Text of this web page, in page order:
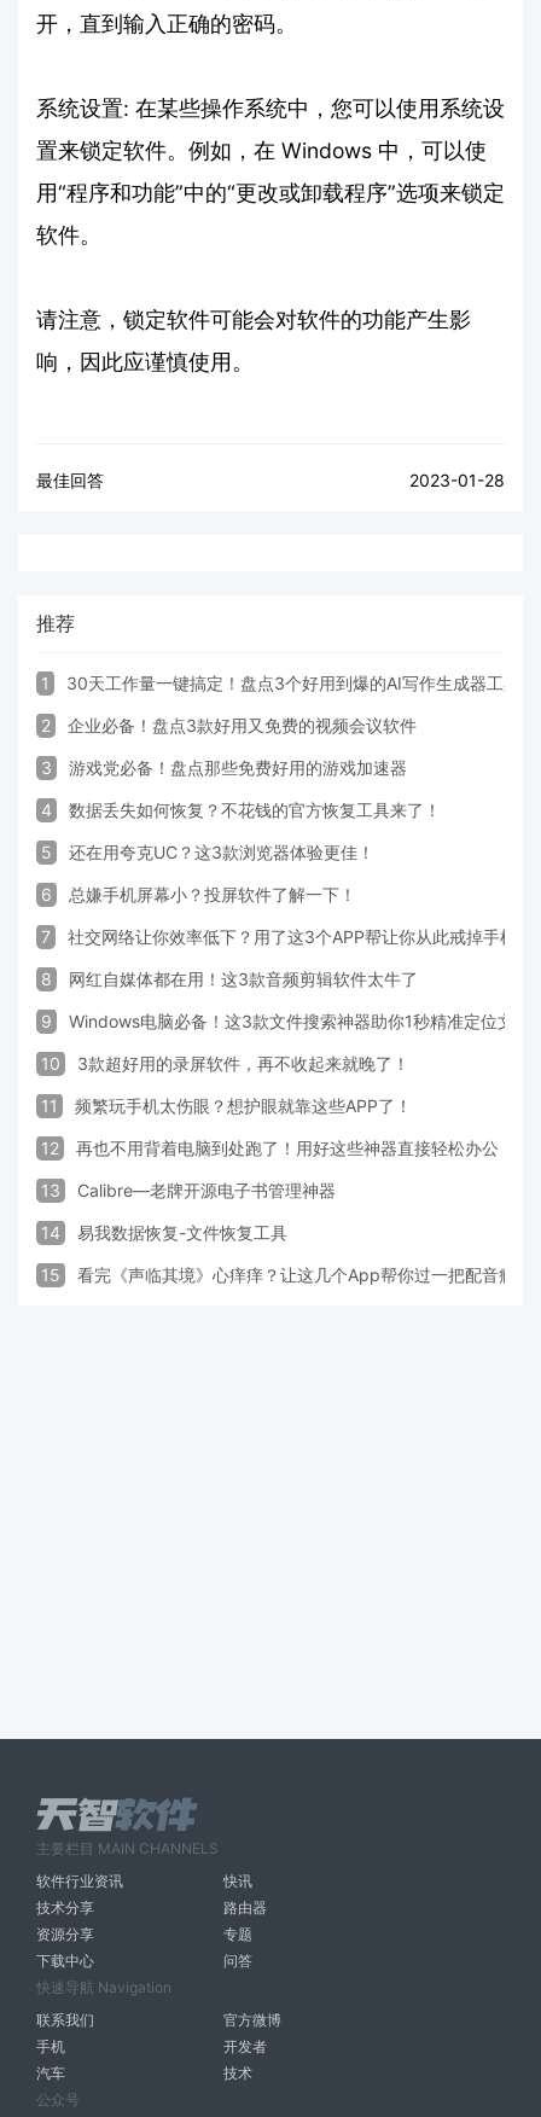
开，直到输入正确的密码。
系统设置: 在某些操作系统中，您可以使用系统设
置来锁定软件。例如，在 Windows 中，可以使
用“程序和功能”中的“更改或卸载程序”选项来锁定
软件。
请注意，锁定软件可能会对软件的功能产生影
响，因此应谨慎使用。
最佳回答 2023-01-28
推荐
1 30天工作量一键搞定！盘点3个好用到爆的AI写作生成器工具
2 企业必备！盘点3款好用又免费的视频会议软件
3 游戏党必备！盘点那些免费好用的游戏加速器
4 数据丢失如何恢复？不花钱的官方恢复工具来了！
5 还在用夸克UC？这3款浏览器体验更佳！
6 总嫌手机屏幕小？投屏软件了解一下！
7 社交网络让你效率低下？用了这3个APP帮让你从此戒掉手机！
8 网红自媒体都在用！这3款音频剪辑软件太牛了
9 Windows电脑必备！这3款文件搜索神器助你1秒精准定位文件
10 3款超好用的录屏软件，再不收起来就晚了！
11 频繁玩手机太伤眼？想护眼就靠这些APP了！
12 再也不用背着电脑到处跑了！用好这些神器直接轻松办公
13 Calibre—老牌开源电子书管理神器
14 易我数据恢复-文件恢复工具
15 看完《声临其境》心痒痒？让这几个App帮你过一把配音瘾
主要栏目 MAIN CHANNELS
软件行业资讯
快讯
技术分享
路由器
资源分享
专题
下载中心
问答
快速导航 Navigation
联系我们
官方微博
手机
开发者
汽车
技术
公众号